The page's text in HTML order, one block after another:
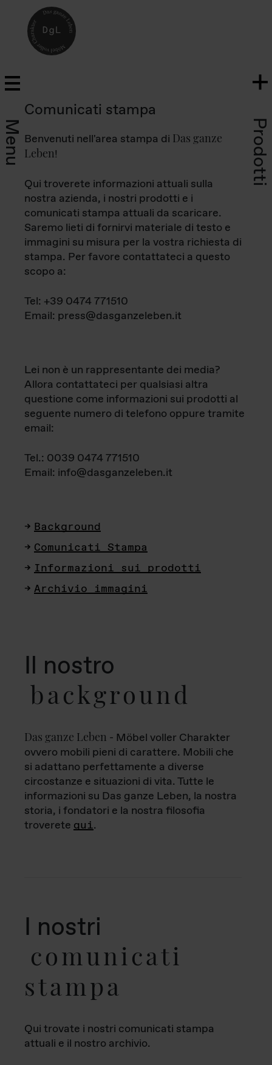
Menu Prodotti
Comunicati stampa
Benvenuti nell'area stampa di Das ganze
Leben!
Qui troverete informazioni attuali sulla
nostra azienda, i nostri prodotti e i
comunicati stampa attuali da scaricare.
Saremo lieti di fornirvi materiale di testo e
immagini su misura per la vostra richiesta di
stampa. Per favore contattateci a questo
scopo a:
Tel: +39 0474 771510
Email: press@dasganzeleben.it
Lei non è un rappresentante dei media?
Allora contattateci per qualsiasi altra
questione come informazioni sui prodotti al
seguente numero di telefono oppure tramite
email:
Tel.: 0039 0474 771510
Email: info@dasganzeleben.it
Background
Comunicati Stampa
Informazioni sui prodotti
Archivio immagini
Il nostro
background
Das ganze Leben - Möbel voller Charakter
ovvero mobili pieni di carattere. Mobili che
si adattano perfettamente a diverse
circostanze e situazioni di vita. Tutte le
informazioni su Das ganze Leben, la nostra
storia, i fondatori e la nostra filosofia
troverete qui.
I nostri
comunicati
stampa
Qui trovate i nostri comunicati stampa
attuali e il nostro archivio.